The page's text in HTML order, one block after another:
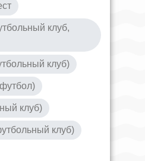
клуб,
клуб)
клуб)
клуб)